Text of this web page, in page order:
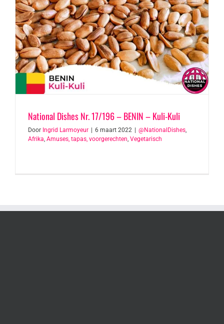
National Dishes Nr. 17/196 – BENIN – Kuli-Kuli
Door Ingrid Larmoyeur 6 maart 2022 @NationalDishes,
Afrika, Amuses, tapas, voorgerechten, Vegetarisch